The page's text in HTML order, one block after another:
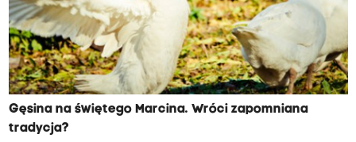
Gęsina na świętego Marcina. Wróci zapomniana
tradycja?